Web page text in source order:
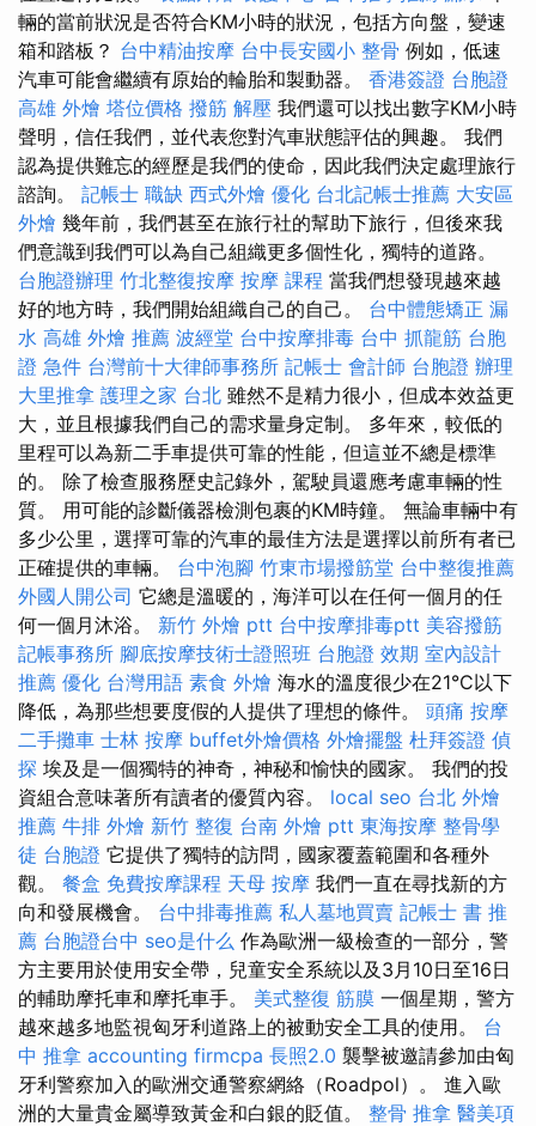
輛的當前狀況是否符合KM小時的狀況，包括方向盤，變速
箱和踏板？ 台中精油按摩 台中長安國小 整骨 例如，低速
汽車可能會繼續有原始的輪胎和製動器。 香港簽證 台胞證
高雄 外燴 塔位價格 撥筋 解壓 我們還可以找出數字KM小時
聲明，信任我們，並代表您對汽車狀態評估的興趣。 我們
認為提供難忘的經歷是我們的使命，因此我們決定處理旅行
諮詢。 記帳士 職缺 西式外燴 優化 台北記帳士推薦 大安區
外燴 幾年前，我們甚至在旅行社的幫助下旅行，但後來我
們意識到我們可以為自己組織更多個性化，獨特的道路。
台胞證辦理 竹北整復按摩 按摩 課程 當我們想發現越來越
好的地方時，我們開始組織自己的自己。 台中體態矯正 漏
水 高雄 外燴 推薦 波經堂 台中按摩排毒 台中 抓龍筋 台胞
證 急件 台灣前十大律師事務所 記帳士 會計師 台胞證 辦理
大里推拿 護理之家 台北 雖然不是精力很小，但成本效益更
大，並且根據我們自己的需求量身定制。 多年來，較低的
里程可以為新二手車提供可靠的性能，但這並不總是標準
的。 除了檢查服務歷史記錄外，駕駛員還應考慮車輛的性
質。 用可能的診斷儀器檢測包裹的KM時鐘。 無論車輛中有
多少公里，選擇可靠的汽車的最佳方法是選擇以前所有者已
正確提供的車輛。 台中泡腳 竹東市場撥筋堂 台中整復推薦
外國人開公司 它總是溫暖的，海洋可以在任何一個月的任
何一個月沐浴。 新竹 外燴 ptt 台中按摩排毒ptt 美容撥筋
記帳事務所 腳底按摩技術士證照班 台胞證 效期 室內設計
推薦 優化 台灣用語 素食 外燴 海水的溫度很少在21°C以下
降低，為那些想要度假的人提供了理想的條件。 頭痛 按摩
二手攤車 士林 按摩 buffet外燴價格 外燴擺盤 杜拜簽證 偵
探 埃及是一個獨特的神奇，神秘和愉快的國家。 我們的投
資組合意味著所有讀者的優質內容。 local seo 台北 外燴
推薦 牛排 外燴 新竹 整復 台南 外燴 ptt 東海按摩 整骨學
徒 台胞證 它提供了獨特的訪問，國家覆蓋範圍和各種外
觀。 餐盒 免費按摩課程 天母 按摩 我們一直在尋找新的方
向和發展機會。 台中排毒推薦 私人墓地買賣 記帳士 書 推
薦 台胞證台中 seo是什么 作為歐洲一級檢查的一部分，警
方主要用於使用安全帶，兒童安全系統以及3月10日至16日
的輔助摩托車和摩托車手。 美式整復 筋膜 一個星期，警方
越來越多地監視匈牙利道路上的被動安全工具的使用。 台
中 推拿 accounting firmcpa 長照2.0 襲擊被邀請參加由匈
牙利警察加入的歐洲交通警察網絡（Roadpol）。 進入歐
洲的大量貴金屬導致黃金和白銀的貶值。 整骨 推拿 醫美項